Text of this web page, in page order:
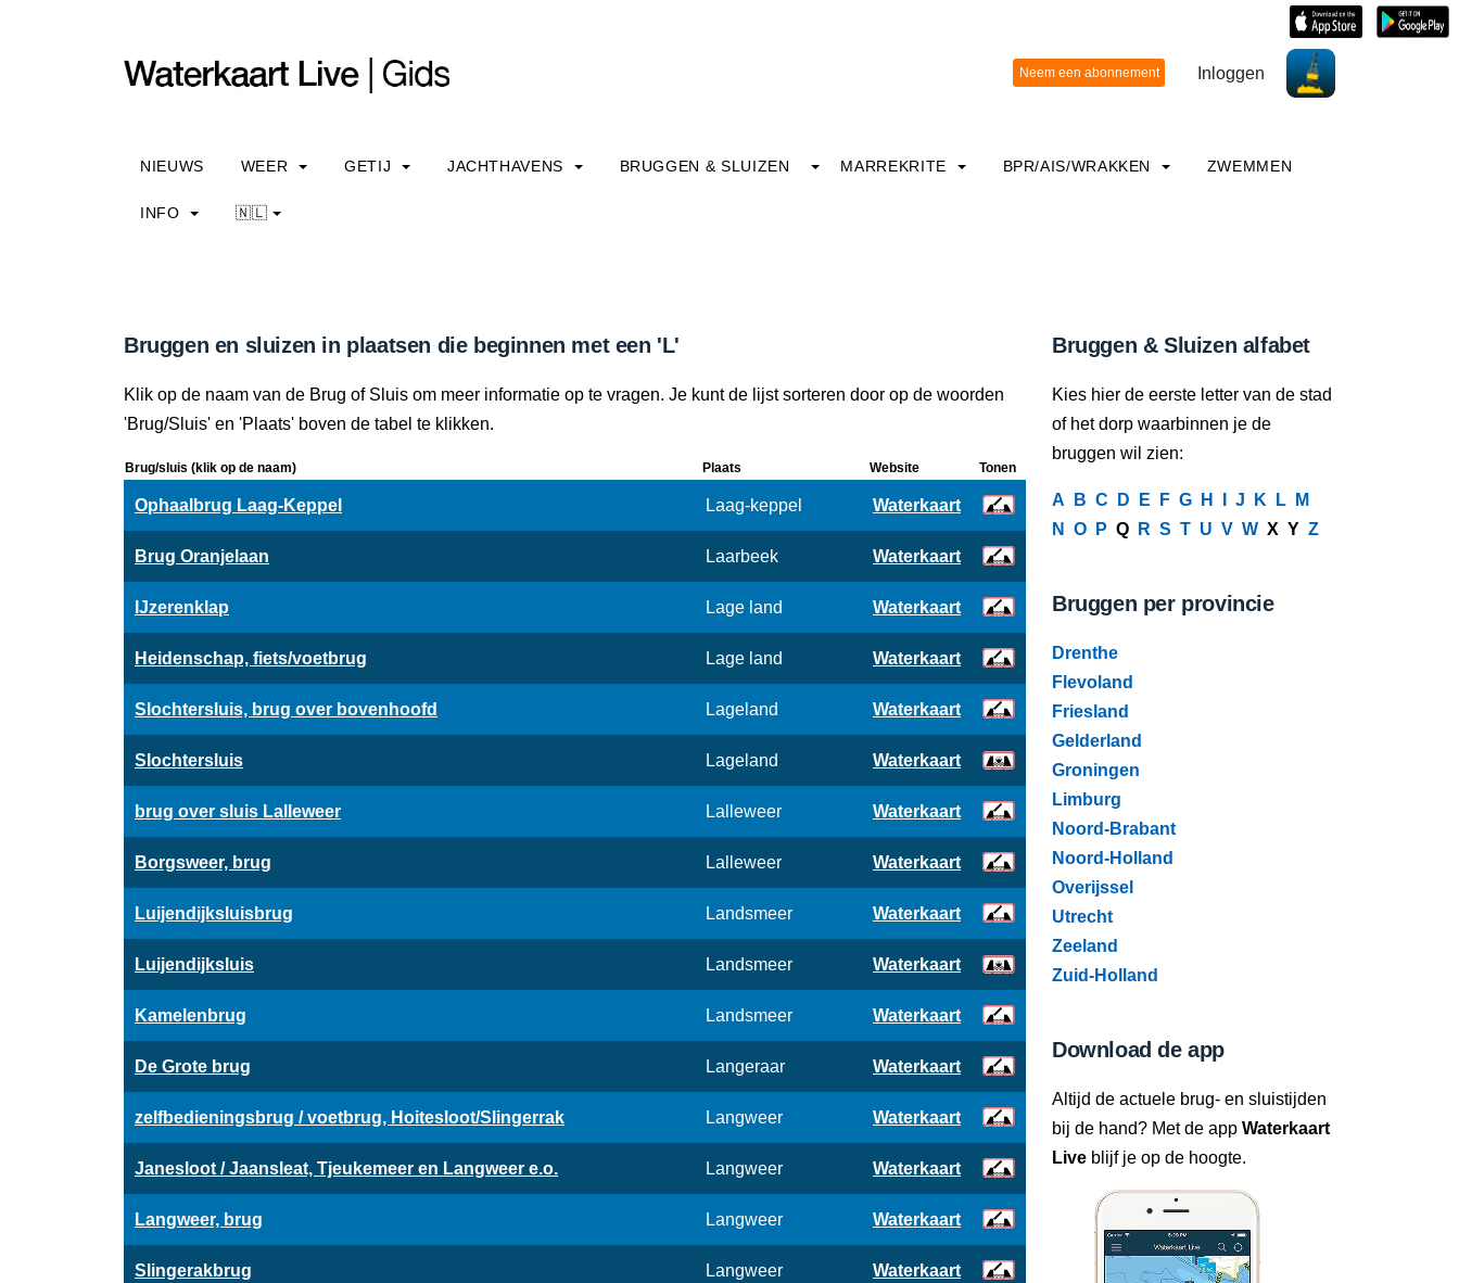
Inloggen
NIEUWS WEER GETIJ JACHTHAVENS BRUGGEN & SLUIZEN MARREKRITE BPR/AIS/WRAKKEN ZWEMMEN
INFO 🇳🇱
Bruggen en sluizen in plaatsen die beginnen met een 'L'
Klik op de naam van de Brug of Sluis om meer informatie op te vragen. Je kunt de lijst sorteren door op de woorden
'Brug/Sluis' en 'Plaats' boven de tabel te klikken.
Brug/sluis (klik op de naam) Plaats Website Tonen
Ophaalbrug Laag-Keppel Laag-keppel Waterkaart
Brug Oranjelaan Laarbeek Waterkaart
IJzerenklap Lage land Waterkaart
Heidenschap, fiets/voetbrug Lage land Waterkaart
Slochtersluis, brug over bovenhoofd Lageland Waterkaart
Slochtersluis Lageland Waterkaart
brug over sluis Lalleweer Lalleweer Waterkaart
Borgsweer, brug Lalleweer Waterkaart
Luijendijksluisbrug Landsmeer Waterkaart
Luijendijksluis Landsmeer Waterkaart
Kamelenbrug Landsmeer Waterkaart
De Grote brug Langeraar Waterkaart
zelfbedieningsbrug / voetbrug, Hoitesloot/Slingerrak Langweer Waterkaart
Janesloot / Jaansleat, Tjeukemeer en Langweer e.o. Langweer Waterkaart
Langweer, brug Langweer Waterkaart
Slingerakbrug Langweer Waterkaart
Bruggen & Sluizen alfabet
Kies hier de eerste letter van de stad
of het dorp waarbinnen je de
bruggen wil zien:
A B C D E F G H J K L
M
N
O P Q R S T U V W X Y Z
Bruggen per provincie
Drenthe
Flevoland
Friesland
Gelderland
Groningen
Limburg
Noord-Brabant
Noord-Holland
Overijssel
Utrecht
Zeeland
Zuid-Holland
Download de app
Altijd de actuele brug- en sluistijden
bij de hand? Met de app Waterkaart
Live blijf je op de hoogte.